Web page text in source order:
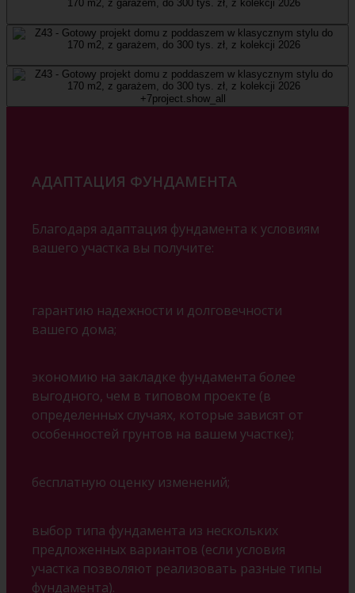
+7project.show_all
АДАПТАЦИЯ ФУНДАМЕНТА
Благодаря адаптация фундамента к условиям
вашего участка вы получите:
гарантию надежности и долговечности
вашего дома;
экономию на закладке фундамента более
выгодного, чем в типовом проекте (в
определенных случаях, которые зависят от
особенностей грунтов на вашем участке);
бесплатную оценку изменений;
выбор типа фундамента из нескольких
предложенных вариантов (если условия
участка позволяют реализовать разные типы
фундамента).